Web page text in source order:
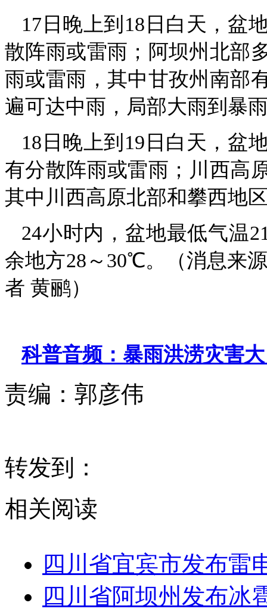
17日晚上到18日白天，盆
散阵雨或雷雨；阿坝州北部
雨或雷雨，其中甘孜州南部
遍可达中雨，局部大雨到暴
18日晚上到19日白天，盆
有分散阵雨或雷雨；川西高
其中川西高原北部和攀西地
24小时内，盆地最低气温
余地方28～30℃。（消息来
者 黄鹂）
科普音频：暴雨洪涝灾害
责编： 郭彦伟
转发到：
相关阅读
四川省宜宾市发布雷
四川省阿坝州发布冰